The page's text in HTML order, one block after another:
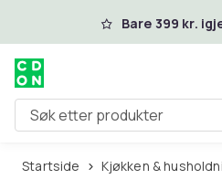
Hopp til hovedinnhold
Bare 399 kr.
Søk etter produkter
Startside Kjøkken &